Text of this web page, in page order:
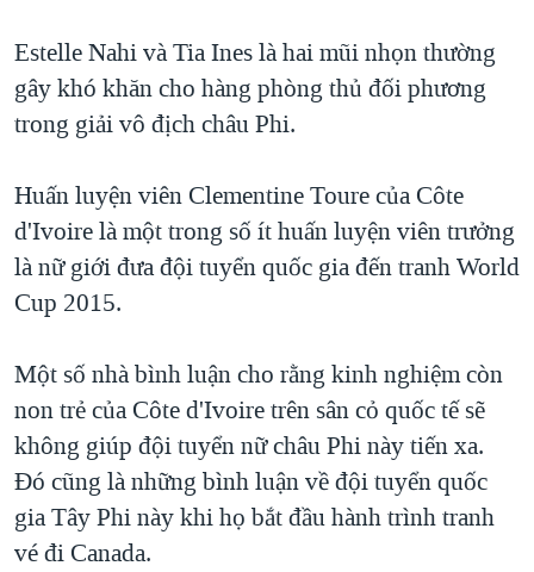
Estelle Nahi và Tia Ines là hai mũi nhọn thường
gây khó khăn cho hàng phòng thủ đối phương
trong giải vô địch châu Phi.
Huấn luyện viên Clementine Toure của Côte
d'Ivoire là một trong số ít huấn luyện viên trưởng
là nữ giới đưa đội tuyển quốc gia đến tranh World
Cup 2015.
Một số nhà bình luận cho rằng kinh nghiệm còn
non trẻ của Côte d'Ivoire trên sân cỏ quốc tế sẽ
không giúp đội tuyển nữ châu Phi này tiến xa.
Đó cũng là những bình luận về đội tuyển quốc
gia Tây Phi này khi họ bắt đầu hành trình tranh
vé đi Canada.